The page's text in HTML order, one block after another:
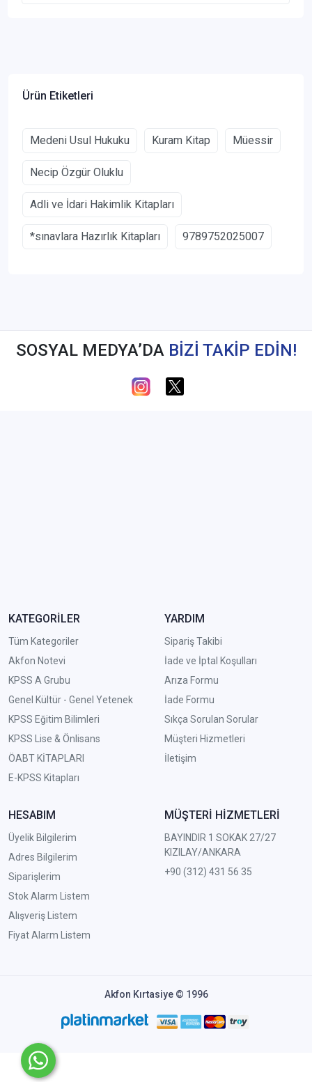
Ürün Etiketleri
Medeni Usul Hukuku Kuram Kitap Müessir
Necip Özgür Oluklu
Adli ve İdari Hakimlik Kitapları
*sınavlara Hazırlık Kitapları 9789752025007
SOSYAL MEDYA’DA BİZİ TAKİP EDİN!
KATEGORİLER
Tüm Kategoriler
Akfon Notevi
KPSS A Grubu
Genel Kültür - Genel Yetenek
KPSS Eğitim Bilimleri
KPSS Lise & Önlisans
ÖABT KİTAPLARI
E-KPSS Kitapları
YARDIM
Sipariş Takibi
İade ve İptal Koşulları
Arıza Formu
İade Formu
Sıkça Sorulan Sorular
Müşteri Hizmetleri
İletişim
HESABIM
Üyelik Bilgilerim
Adres Bilgilerim
Siparişlerim
Stok Alarm Listem
Alışveriş Listem
Fiyat Alarm Listem
MÜŞTERİ HİZMETLERİ
BAYINDIR 1 SOKAK 27/27
KIZILAY/ANKARA
+90 (312) 431 56 35
Akfon Kırtasiye © 1996